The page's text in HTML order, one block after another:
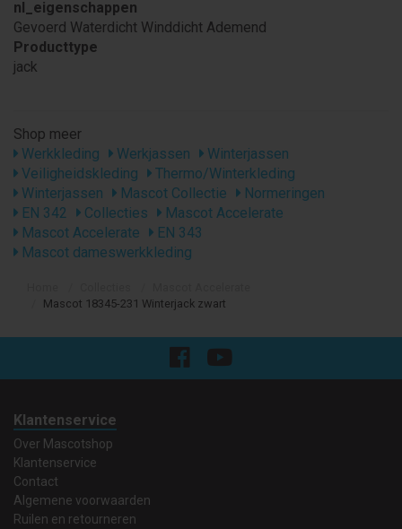
nl_eigenschappen
Gevoerd Waterdicht Winddicht Ademend
Producttype
jack
Shop meer
Werkkleding
Werkjassen
Winterjassen
Veiligheidskleding
Thermo/Winterkleding
Winterjassen
Mascot Collectie
Normeringen
EN 342
Collecties
Mascot Accelerate
Mascot Accelerate
EN 343
Mascot dameswerkkleding
Mascot 18345-231 Winterjack zwart
Klantenservice
Over Mascotshop
Klantenservice
Contact
Algemene voorwaarden
Ruilen en retourneren